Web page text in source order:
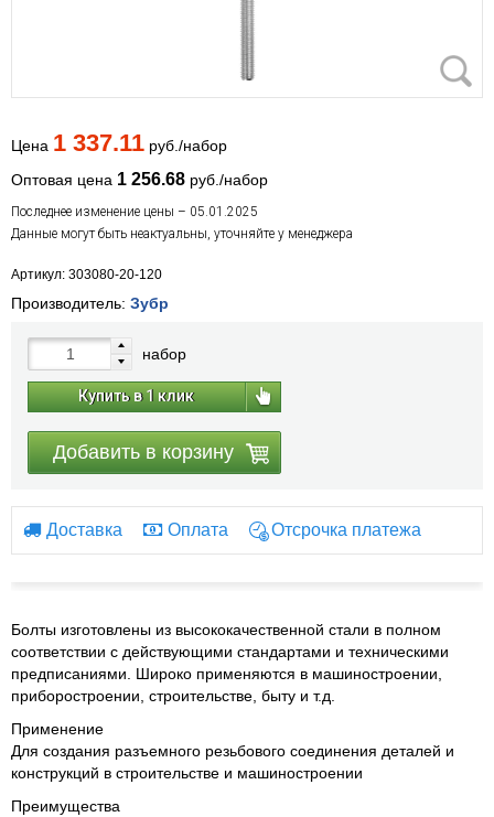
Цена 1 337.11 руб./набор
Оптовая цена 1 256.68 руб./набор
Последнее изменение цены – 05.01.2025
Данные могут быть неактуальны, уточняйте у менеджера
Артикул: 303080-20-120
Производитель: Зубр
набор
Купить в 1 клик
Добавить в корзину
Доставка Оплата Отсрочка платежа
Болты изготовлены из высококачественной стали в полном
соответствии с действующими стандартами и техническими
предписаниями. Широко применяются в машиностроении,
приборостроении, строительстве, быту и т.д.
Применение
Для создания разъемного резьбового соединения деталей и
конструкций в строительстве и машиностроении
Преимущества